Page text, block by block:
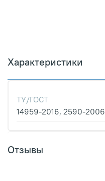
Характеристики
ТУ/ГОСТ
14959-2016, 2590-2006
Отзывы